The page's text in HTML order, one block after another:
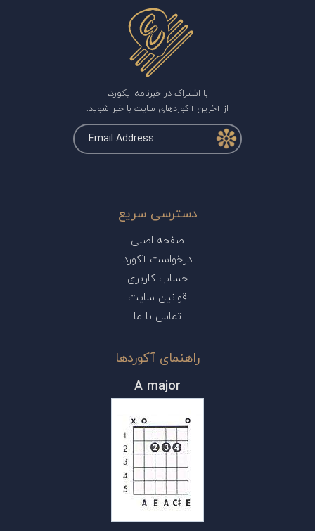
با اشتراک در خبرنامه ایکورد،
از آخرین آکوردهای سایت با خبر شوید.
دسترسی سریع
صفحه اصلی
درخواست آکورد
حساب کاربری
قوانین سایت
تماس با ما
راهنمای آکوردها
A major